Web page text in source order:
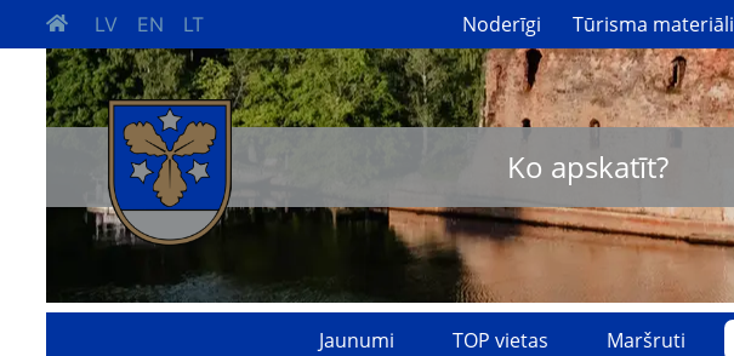
LV EN LT Noderīgi Tūrisma materiāli
Ko apskatīt?
Jaunumi TOP vietas Maršruti